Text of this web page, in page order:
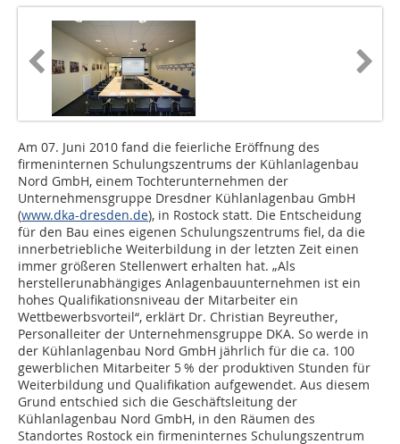
Am 07. Juni 2010 fand die feierliche Eröffnung des
firmeninternen Schulungszentrums der Kühlanlagenbau
Nord GmbH, einem Tochterunternehmen der
Unternehmensgruppe Dresdner Kühlanlagenbau GmbH
(www.dka-dresden.de), in Rostock statt. Die Entscheidung
für den Bau eines eigenen Schulungszentrums fiel, da die
innerbetriebliche Weiterbildung in der letzten Zeit einen
immer größeren Stellenwert erhalten hat. „Als
herstellerunabhängiges Anlagenbauunternehmen ist ein
hohes Qualifikationsniveau der Mitarbeiter ein
Wettbewerbsvorteil“, erklärt Dr. Christian Beyreuther,
Personalleiter der Unternehmensgruppe DKA. So werde in
der Kühlanlagenbau Nord GmbH jährlich für die ca. 100
gewerblichen Mitarbeiter 5 % der produktiven Stunden für
Weiterbildung und Qualifikation aufgewendet. Aus diesem
Grund entschied sich die Geschäftsleitung der
Kühlanlagenbau Nord GmbH, in den Räumen des
Standortes Rostock ein firmeninternes Schulungszentrum